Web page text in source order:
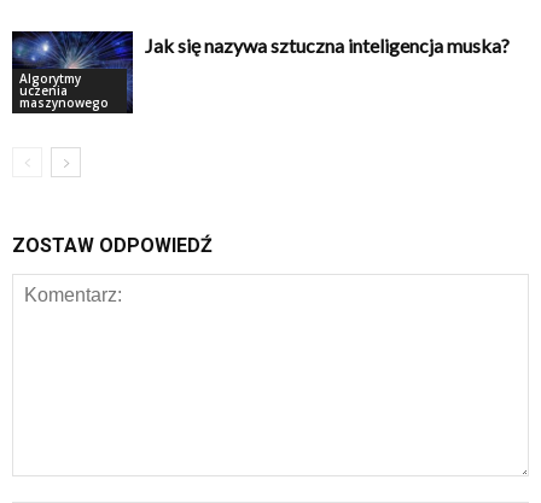
Algorytmy
uczenia
maszynowego
Jak się nazywa sztuczna inteligencja muska?
ZOSTAW ODPOWIEDŹ